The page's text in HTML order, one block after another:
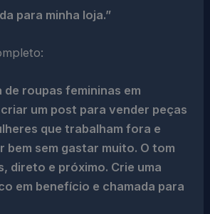
para minha loja.”
de roupas femininas em
um post para vender peças
que trabalham fora e
bem sem gastar muito. O tom
direto e próximo. Crie uma
em benefício e chamada para